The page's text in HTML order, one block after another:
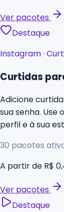
Ver pacotes
Destaque
Instagram·
Curtidas
Adicione
sua senha.
perfil e à sua
30 pacotes
A partir de R$
Ver pacotes
Destaque